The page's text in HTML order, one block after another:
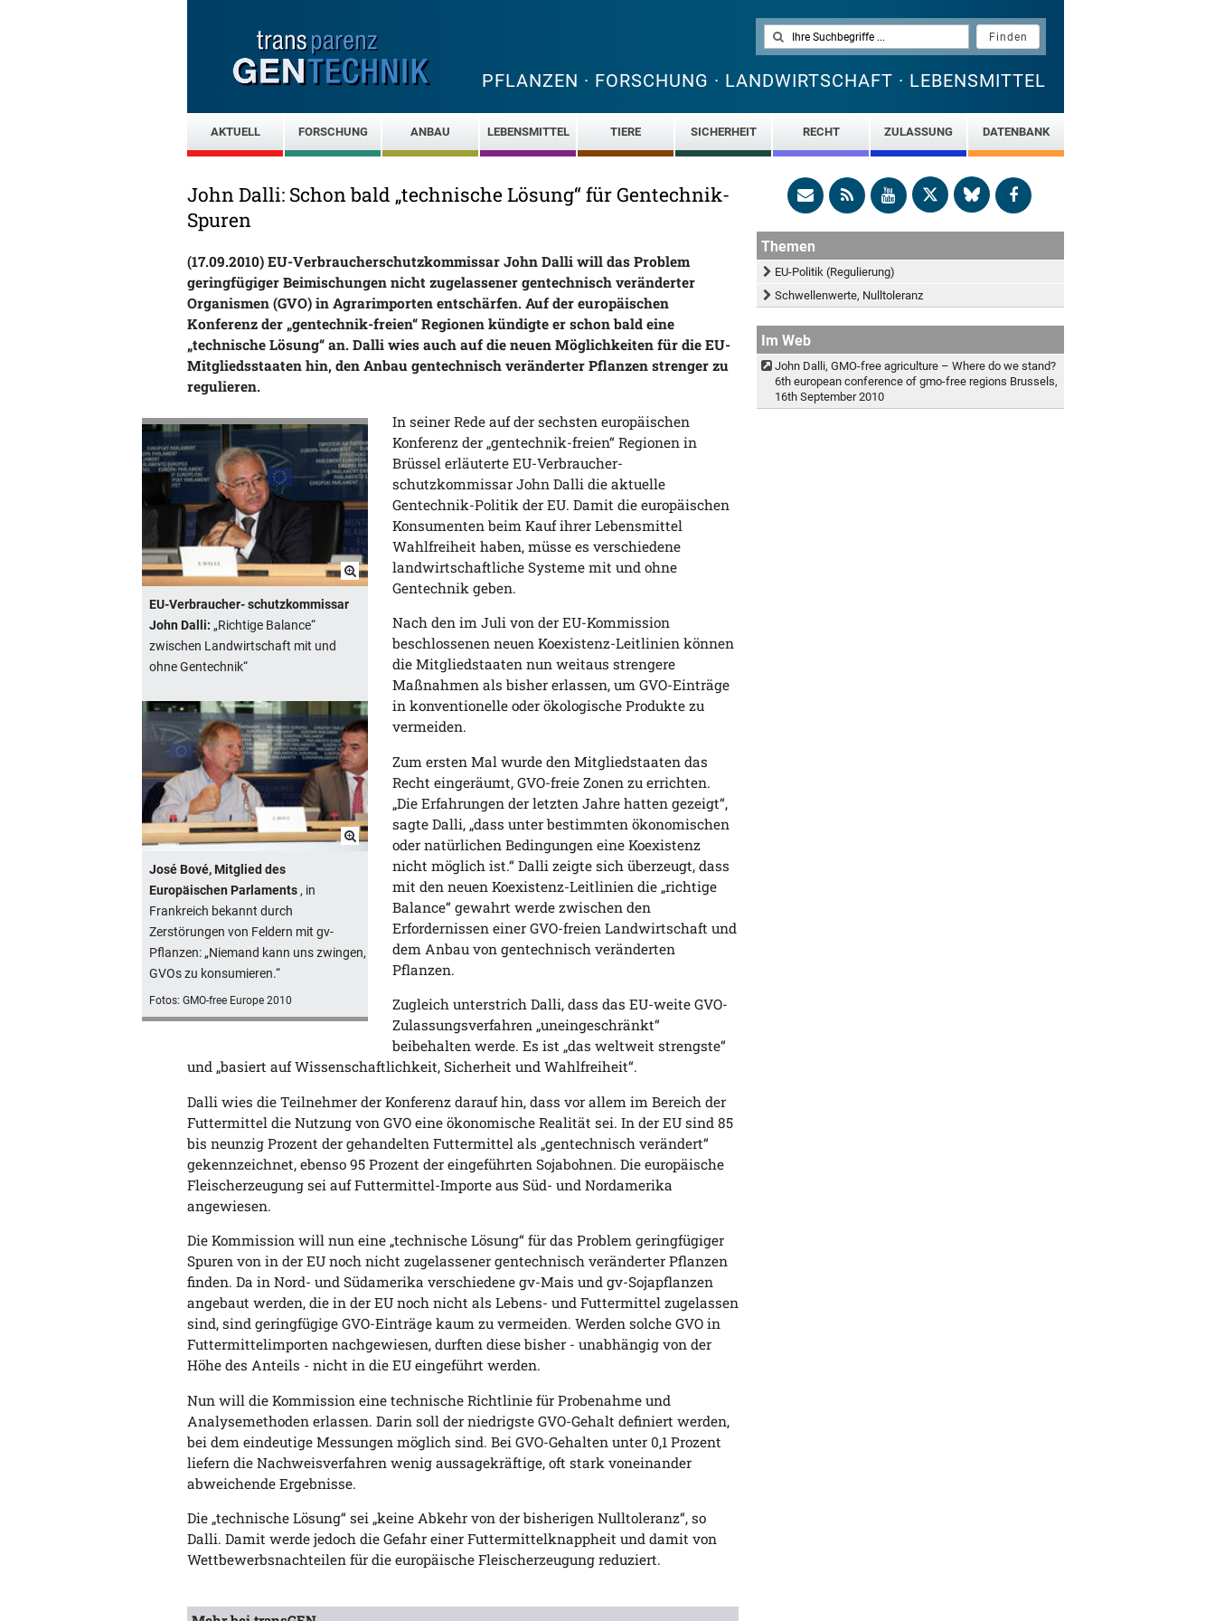
PFLANZEN · FORSCHUNG · LANDWIRTSCHAFT · LEBENSMITTEL
AKTUELL FORSCHUNG ANBAU LEBENSMITTEL TIERE SICHERHEIT RECHT ZULASSUNG DATENBANK
John Dalli: Schon bald „technische Lösung“ für Gentechnik-
Spuren
(17.09.2010) EU-Verbraucherschutzkommissar John Dalli will das Problem
geringfügiger Beimischungen nicht zugelassener gentechnisch veränderter
Organismen (GVO) in Agrarimporten entschärfen. Auf der europäischen
Konferenz der „gentechnik-freien“ Regionen kündigte er schon bald eine
„technische Lösung“ an. Dalli wies auch auf die neuen Möglichkeiten für die EU-
Mitgliedsstaaten hin, den Anbau gentechnisch veränderter Pflanzen strenger zu
regulieren.
EU-Verbraucher- schutzkommissar
John Dalli: „Richtige Balance“
zwischen Landwirtschaft mit und
ohne Gentechnik“
José Bové, Mitglied des
Europäischen Parlaments , in
Frankreich bekannt durch
Zerstörungen von Feldern mit gv-
Pflanzen: „Niemand kann uns zwingen,
GVOs zu konsumieren.“
Fotos: GMO-free Europe 2010
In seiner Rede auf der sechsten europäischen
Konferenz der „gentechnik-freien“ Regionen in
Brüssel erläuterte EU-Verbraucher-
schutzkommissar John Dalli die aktuelle
Gentechnik-Politik der EU. Damit die europäischen
Konsumenten beim Kauf ihrer Lebensmittel
Wahlfreiheit haben, müsse es verschiedene
landwirtschaftliche Systeme mit und ohne
Gentechnik geben.
Nach den im Juli von der EU-Kommission
beschlossenen neuen Koexistenz-Leitlinien können
die Mitgliedstaaten nun weitaus strengere
Maßnahmen als bisher erlassen, um GVO-Einträge
in konventionelle oder ökologische Produkte zu
vermeiden.
Zum ersten Mal wurde den Mitgliedstaaten das
Recht eingeräumt, GVO-freie Zonen zu errichten.
„Die Erfahrungen der letzten Jahre hatten gezeigt“,
sagte Dalli, „dass unter bestimmten ökonomischen
oder natürlichen Bedingungen eine Koexistenz
nicht möglich ist.“ Dalli zeigte sich überzeugt, dass
mit den neuen Koexistenz-Leitlinien die „richtige
Balance“ gewahrt werde zwischen den
Erfordernissen einer GVO-freien Landwirtschaft und
dem Anbau von gentechnisch veränderten
Pflanzen.
Zugleich unterstrich Dalli, dass das EU-weite GVO-
Zulassungsverfahren „uneingeschränkt“
beibehalten werde. Es ist „das weltweit strengste“
und „basiert auf Wissenschaftlichkeit, Sicherheit und Wahlfreiheit“.
Dalli wies die Teilnehmer der Konferenz darauf hin, dass vor allem im Bereich der
Futtermittel die Nutzung von GVO eine ökonomische Realität sei. In der EU sind 85
bis neunzig Prozent der gehandelten Futtermittel als „gentechnisch verändert“
gekennzeichnet, ebenso 95 Prozent der eingeführten Sojabohnen. Die europäische
Fleischerzeugung sei auf Futtermittel-Importe aus Süd- und Nordamerika
angewiesen.
Die Kommission will nun eine „technische Lösung“ für das Problem geringfügiger
Spuren von in der EU noch nicht zugelassener gentechnisch veränderter Pflanzen
finden. Da in Nord- und Südamerika verschiedene gv-Mais und gv-Sojapflanzen
angebaut werden, die in der EU noch nicht als Lebens- und Futtermittel zugelassen
sind, sind geringfügige GVO-Einträge kaum zu vermeiden. Werden solche GVO in
Futtermittelimporten nachgewiesen, durften diese bisher - unabhängig von der
Höhe des Anteils - nicht in die EU eingeführt werden.
Nun will die Kommission eine technische Richtlinie für Probenahme und
Analysemethoden erlassen. Darin soll der niedrigste GVO-Gehalt definiert werden,
bei dem eindeutige Messungen möglich sind. Bei GVO-Gehalten unter 0,1 Prozent
liefern die Nachweisverfahren wenig aussagekräftige, oft stark voneinander
abweichende Ergebnisse.
Die „technische Lösung“ sei „keine Abkehr von der bisherigen Nulltoleranz“, so
Dalli. Damit werde jedoch die Gefahr einer Futtermittelknappheit und damit von
Wettbewerbsnachteilen für die europäische Fleischerzeugung reduziert.
Themen
EU-Politik (Regulierung)
Schwellenwerte, Nulltoleranz
Im Web
John Dalli, GMO-free agriculture – Where do we stand?
6th european conference of gmo-free regions Brussels,
16th September 2010